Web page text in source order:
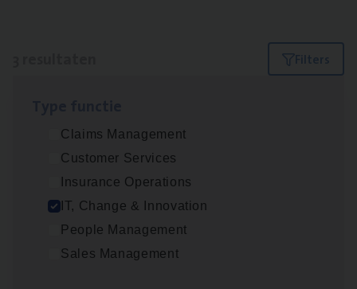
Filters
Claims Management
Customer Services
Insurance Operations
IT, Change & Innovation
People Management
Sales Management
(Agi­le)ITPro­ject Manager
IT, Change & Innovation
Antwerpen
Busi­ness Analyst